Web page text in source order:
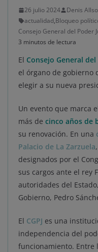
26 julio 2024
Denis Allso
actualidad,Bloqueo
Consejo General del Poder
3 minutos de lectura
El Consejo General
el órgano de gobierno
elegir a su nueva
Un evento que marca
más de cinco años de
su renovación. En una
Palacio de La Zarzuela
designados por el
sus cargos ante el rey
autoridades del
Gobierno, Pedro
El CGPJ es una
independencia del
funcionamiento. Entre